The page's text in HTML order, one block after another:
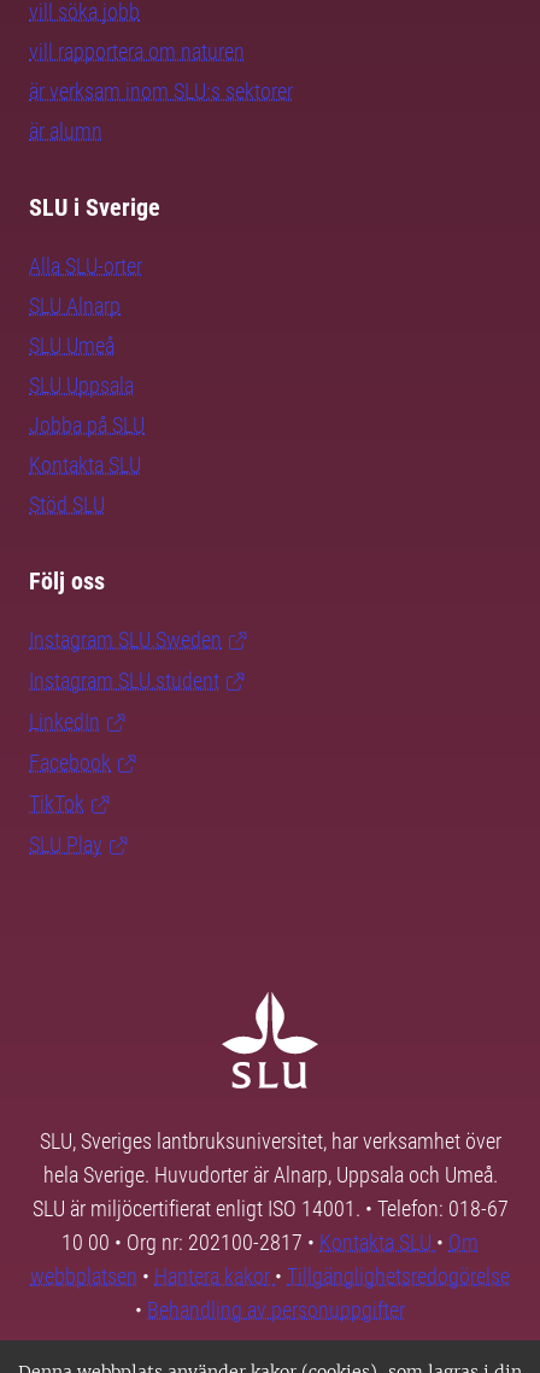
vill söka jobb
vill rapportera om naturen
är verksam inom SLU:s sektorer
är alumn
SLU i Sverige
Alla SLU-orter
SLU Alnarp
SLU Umeå
SLU Uppsala
Jobba på SLU
Kontakta SLU
Stöd SLU
Följ oss
Instagram SLU.Sweden
Instagram SLU.student
LinkedIn
Facebook
TikTok
SLU Play
SLU, Sveriges lantbruksuniversitet, har verksamhet över
hela Sverige. Huvudorter är Alnarp, Uppsala och Umeå.
SLU är miljöcertifierat enligt ISO 14001. • Telefon: 018-67
10 00 • Org nr: 202100-2817 • Kontakta SLU • Om
webbplatsen • Hantera kakor • Tillgänglighetsredogörelse
• Behandling av personuppgifter